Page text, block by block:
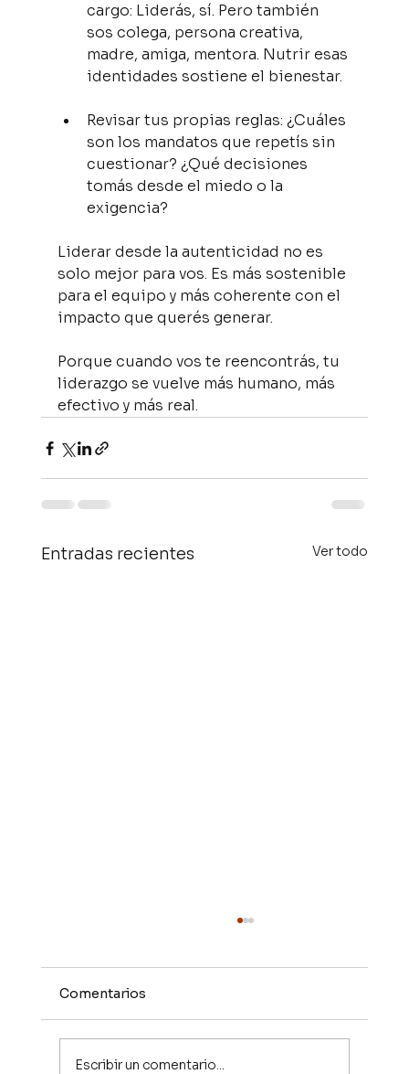
cargo: Liderás, sí. Pero también
sos colega, persona creativa,
madre, amiga, mentora. Nutrir esas
identidades sostiene el bienestar.
Revisar tus propias reglas: ¿Cuáles
son los mandatos que repetís sin
cuestionar? ¿Qué decisiones
tomás desde el miedo o la
exigencia?
Liderar desde la autenticidad no es
solo mejor para vos. Es más sostenible
para el equipo y más coherente con el
impacto que querés generar.
Porque cuando vos te reencontrás, tu
liderazgo se vuelve más humano, más
efectivo y más real.
Entradas recientes Ver todo
Comentarios
Escribir un comentario...